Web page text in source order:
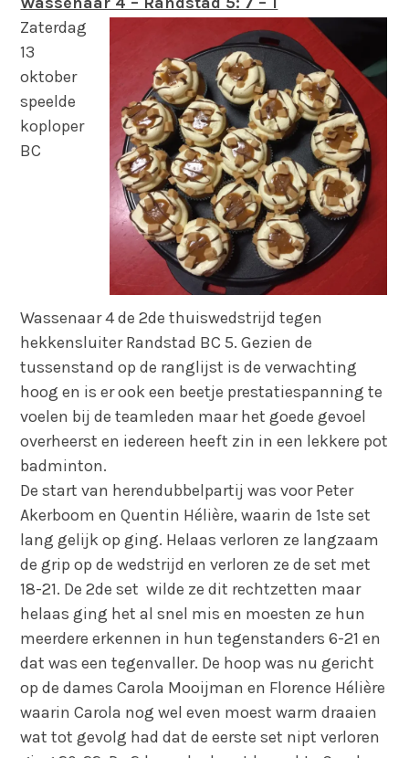
Zaterdag
13
oktober
speelde
koploper
BC
Wassenaar 4 de 2de thuiswedstrijd tegen
hekkensluiter Randstad BC 5. Gezien de
tussenstand op de ranglijst is de verwachting
hoog en is er ook een beetje prestatiespanning te
voelen bij de teamleden maar het goede gevoel
overheerst en iedereen heeft zin in een lekkere pot
badminton.
De start van herendubbelpartij was voor Peter
Akerboom en Quentin Hélière, waarin de 1ste set
lang gelijk op ging. Helaas verloren ze langzaam
de grip op de wedstrijd en verloren ze de set met
18-21. De 2de set wilde ze dit rechtzetten maar
helaas ging het al snel mis en moesten ze hun
meerdere erkennen in hun tegenstanders 6-21 en
dat was een tegenvaller. De hoop was nu gericht
op de dames Carola Mooijman en Florence Hélière
waarin Carola nog wel even moest warm draaien
wat tot gevolg had dat de eerste set nipt verloren